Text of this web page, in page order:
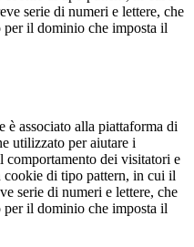
serie di numeri e lettere, che
il dominio che imposta il
è associato alla piattaforma di
utilizzato per aiutare i
dei visitatori e
cookie di tipo pattern, in cui il
serie di numeri e lettere, che
il dominio che imposta il